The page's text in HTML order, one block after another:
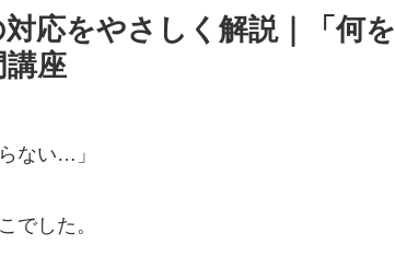
応をやさしく解説｜「何を
座
ない…」
でした。